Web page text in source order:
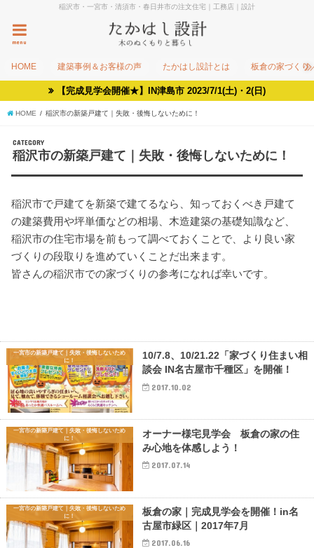
稲沢市・一宮市・清須市・春日井市の注文住宅｜工務店｜設計
menu
HOME 建築事例＆お客様の声 たかはし設計とは 板倉の家づくり
【完成見学会開催★】IN津島市 2023/7/1(土)・2(日)
HOME 稲沢市の新築戸建て｜失敗・後悔しないために！
CATEGORY
稲沢市の新築戸建て｜失敗・後悔しないために！
稲沢市で戸建てを新築で建てるなら、知っておくべき戸建て
の建築費用や坪単価などの相場、木造建築の基礎知識など、
稲沢市の住宅市場を前もって調べておくことで、より良い家
づくりの段取りを進めていくことだ出来ます。
皆さんの稲沢市での家づくりの参考になれば幸いです。
一宮市の新築戸建て｜失敗・後悔しないため
に！
10/7.8、10/21.22「家づくり住まい相
談会 IN名古屋市千種区」を開催！
2017.10.02
一宮市の新築戸建て｜失敗・後悔しないため
に！
オーナー様宅見学会 板倉の家の住
み心地を体感しよう！
2017.07.14
一宮市の新築戸建て｜失敗・後悔しないため
に！
板倉の家｜完成見学会を開催！in名
古屋市緑区｜2017年7月
2017.06.16